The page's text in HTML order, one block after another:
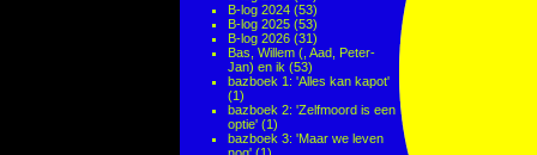
B-log 2024 (53)
B-log 2025 (53)
B-log 2026 (31)
Bas, Willem (, Aad, Peter-
Jan) en ik (53)
bazboek 1: 'Alles kan kapot'
(1)
bazboek 2: 'Zelfmoord is een
optie' (1)
bazboek 3: 'Maar we leven